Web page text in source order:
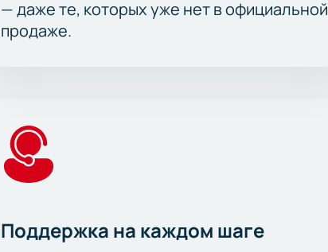
— даже те, которых уже нет в официальной
продаже.
Поддержка на каждом шаге